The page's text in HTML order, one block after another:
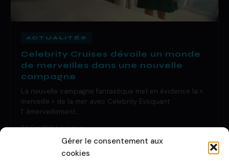
Gérer le consentement aux
cookies
ACTUALITÉS
Celebrity Cruises dévoile un monde
de merveilles dans une nouvelle
campagne
La nouvelle campagne fantastique met en évidence la «
merveille » de la mer avec Celebrity Evoquant
l’ émerveillement…
29 Oct 2019·1 de lecture